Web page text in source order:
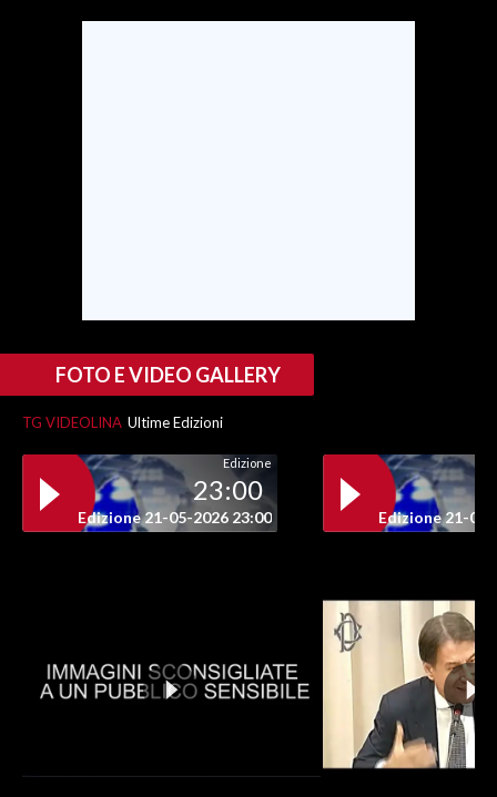
3 MINUTI CON
INSULARITÀ
NECROLOGI
PUBBLICITÀ
FOTO E VIDEO GALLERY
TG VIDEOLINA Ultime Edizioni
Edizione
23:00
Edizione 21-05-2026 23:00 Edizione 21-05-